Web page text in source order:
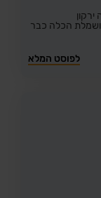
לחתונה ושמלת הכלה כבר
לפוסט המלא